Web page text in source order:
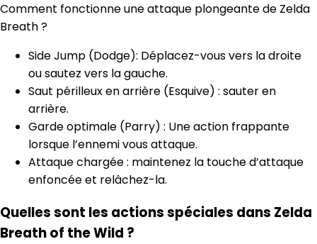
Comment fonctionne une attaque plongeante de Zelda
Breath ?
Side Jump (Dodge): Déplacez-vous vers la droite
ou sautez vers la gauche.
Saut périlleux en arrière (Esquive) : sauter en
arrière.
Garde optimale (Parry) : Une action frappante
lorsque l’ennemi vous attaque.
Attaque chargée : maintenez la touche d’attaque
enfoncée et relâchez-la.
Quelles sont les actions spéciales dans Zelda
Breath of the Wild ?